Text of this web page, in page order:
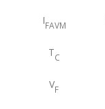
IFAVM
TC
VF